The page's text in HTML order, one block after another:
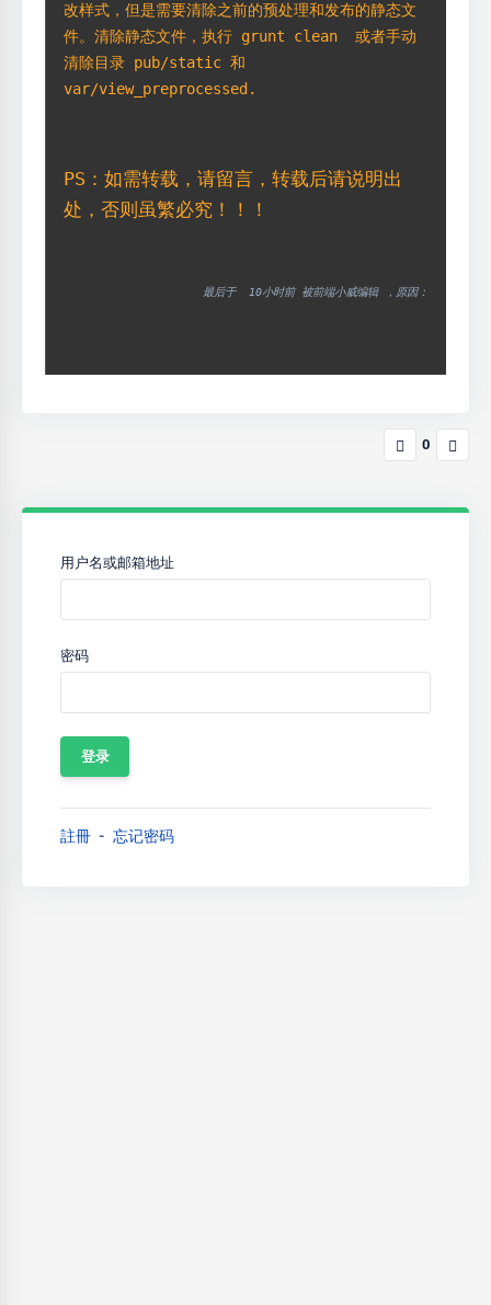
改样式，但是需要清除之前的预处理和发布的静态文
件。清除静态文件，执行 grunt clean
或者手动
清除目录 pub/static 和
var/view_preprocessed.
PS：如需转载，请留言，转载后请说明出
处，否则虽繁必究！！！
最后于 10小时前 被前端小威编辑 ，原因：
0
用户名或邮箱地址
密码
註冊 忘记密码